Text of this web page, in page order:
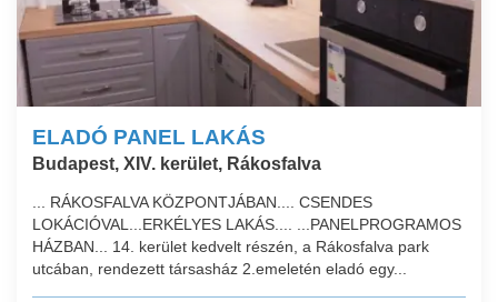
ELADÓ PANEL LAKÁS
Budapest, XIV. kerület, Rákosfalva
... RÁKOSFALVA KÖZPONTJÁBAN.... CSENDES
LOKÁCIÓVAL...ERKÉLYES LAKÁS.... ...PANELPROGRAMOS
HÁZBAN... 14. kerület kedvelt részén, a Rákosfalva park
utcában, rendezett társasház 2.emeletén eladó egy...